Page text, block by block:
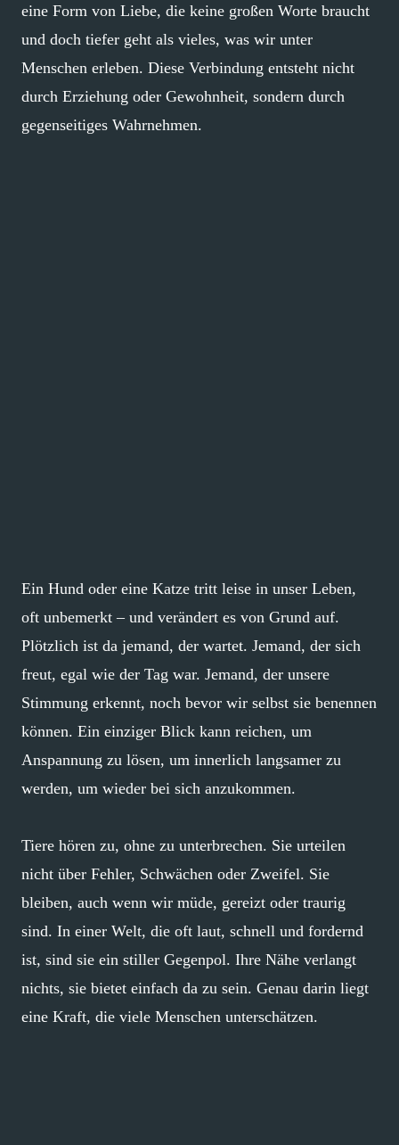
eine Form von Liebe, die keine großen Worte braucht
und doch tiefer geht als vieles, was wir unter
Menschen erleben. Diese Verbindung entsteht nicht
durch Erziehung oder Gewohnheit, sondern durch
gegenseitiges Wahrnehmen.
Ein Hund oder eine Katze tritt leise in unser Leben,
oft unbemerkt – und verändert es von Grund auf.
Plötzlich ist da jemand, der wartet. Jemand, der sich
freut, egal wie der Tag war. Jemand, der unsere
Stimmung erkennt, noch bevor wir selbst sie benennen
können. Ein einziger Blick kann reichen, um
Anspannung zu lösen, um innerlich langsamer zu
werden, um wieder bei sich anzukommen.
Tiere hören zu, ohne zu unterbrechen. Sie urteilen
nicht über Fehler, Schwächen oder Zweifel. Sie
bleiben, auch wenn wir müde, gereizt oder traurig
sind. In einer Welt, die oft laut, schnell und fordernd
ist, sind sie ein stiller Gegenpol. Ihre Nähe verlangt
nichts, sie bietet einfach da zu sein. Genau darin liegt
eine Kraft, die viele Menschen unterschätzen.